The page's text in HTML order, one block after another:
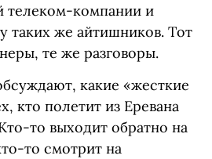
телеком-компании и
таких же айтишников. Тот
те же разговоры.
какие «жесткие
кто полетит из Еревана
то выходит обратно на
то смотрит на